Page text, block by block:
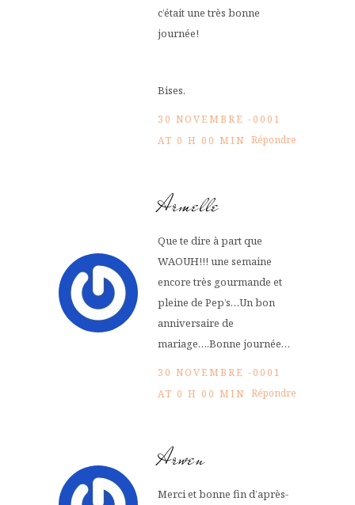
c’était une très bonne
journée!
Bises.
30 NOVEMBRE -0001
AT 0 H 00 MIN Répondre
Armelle
Que te dire à part que
WAOUH!!! une semaine
encore très gourmande et
pleine de Pep’s…Un bon
anniversaire de
mariage….Bonne journée…
30 NOVEMBRE -0001
AT 0 H 00 MIN Répondre
Arwen
Merci et bonne fin d’après-